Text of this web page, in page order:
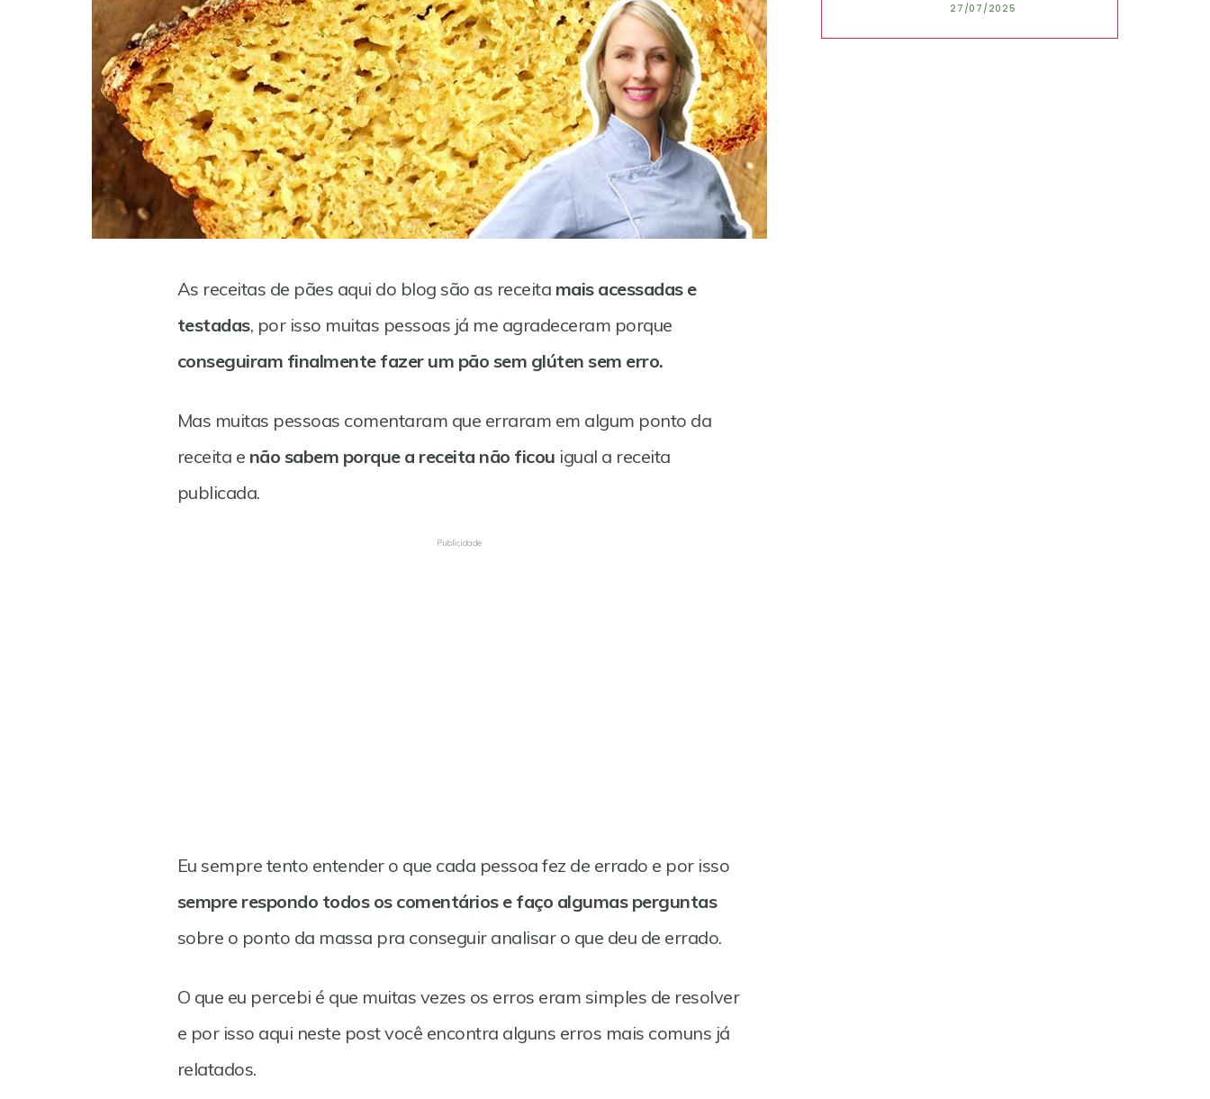
As receitas de pães aqui do blog são as receita mais acessadas e
testadas, por isso muitas pessoas já me agradeceram porque
conseguiram finalmente fazer um pão sem glúten sem erro.
Mas muitas pessoas comentaram que erraram em algum ponto da
receita e não sabem porque a receita não ficou igual a receita
publicada.
Publicidade
Eu sempre tento entender o que cada pessoa fez de errado e por isso
sempre respondo todos os comentários e faço algumas perguntas
sobre o ponto da massa pra conseguir analisar o que deu de errado.
O que eu percebi é que muitas vezes os erros eram simples de resolver
e por isso aqui neste post você encontra alguns erros mais comuns já
relatados.
27/07/2025